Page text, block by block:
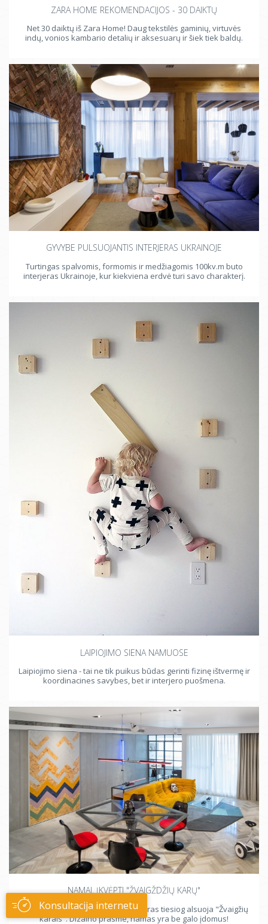
ZARA HOME REKOMENDACIJOS - 30 DAIKTŲ
Net 30 daiktų iš Zara Home! Daug tekstilės gaminių, virtuvės
indų, vonios kambario detalių ir aksesuarų ir šiek tiek baldų.
GYVYBE PULSUOJANTIS INTERJERAS UKRAINOJE
Turtingas spalvomis, formomis ir medžiagomis 100kv.m buto
interjeras Ukrainoje, kur kiekviena erdvė turi savo charakterį.
LAIPIOJIMO SIENA NAMUOSE
Laipiojimo siena - tai ne tik puikus būdas gerinti fizinę ištvermę ir
koordinacines savybes, bet ir interjero puošmena.
NAMAI, ĮKVĖPTI "ŽVAIGŽDŽIŲ KARŲ"
Visiškai nurauti namai, kurių interjeras tiesiog alsuoja "Žvaigžių
karais". Dizaino prasme, namas yra be galo įdomus!
Konsultacija internetu